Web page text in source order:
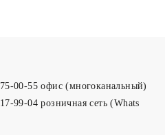
00-55 офис (многоканальный)
99-04 розничная сеть (Whats